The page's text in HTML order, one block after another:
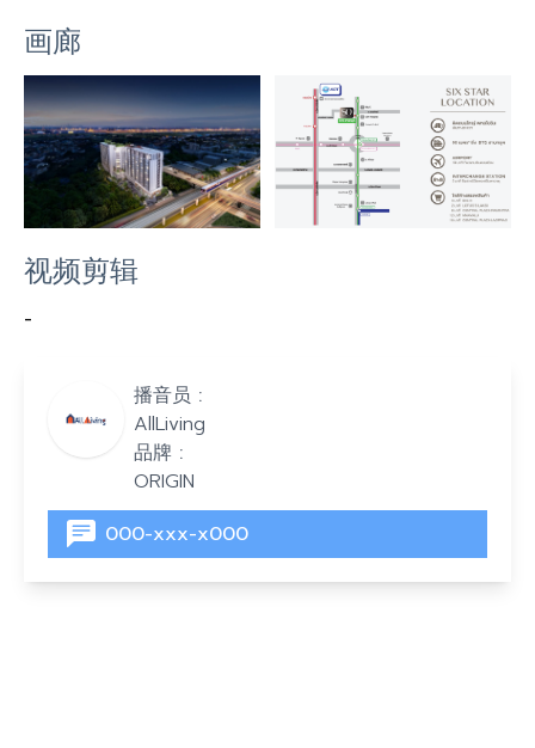
画廊
视频剪辑
-
播音员 :
AllLiving
品牌 :
ORIGIN
000-xxx-x000